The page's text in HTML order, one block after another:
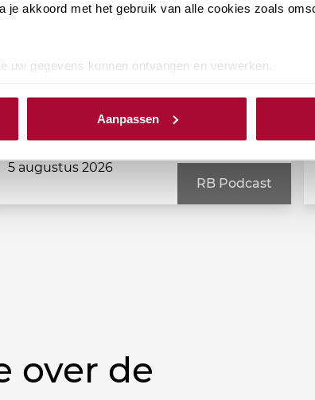
je akkoord met het gebruik van alle cookies zoals
uw gegevens kunnen ontvangen en verwerken.
Aanpassen
Rina Klaver over de Papieren
Schenking
5 augustus 2026
RB Podcast
over de